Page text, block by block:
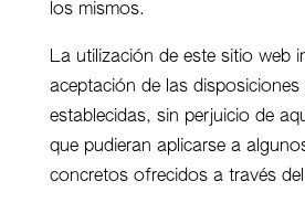
los mismos.
La utilización de este sitio web
aceptación de las disposiciones
establecidas, sin perjuicio de
que pudieran aplicarse a
concretos ofrecidos a través